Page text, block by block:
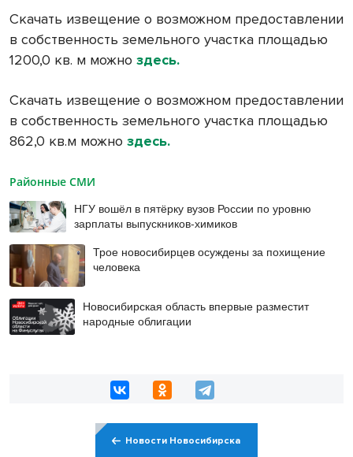
Скачать извещение о возможном предоставлении
в собственность земельного участка площадью
1200,0 кв. м можно здесь.
Скачать извещение о возможном предоставлении
в собственность земельного участка площадью
862,0 кв.м можно здесь.
Районные СМИ
НГУ вошёл в пятёрку вузов России по уровню
зарплаты выпускников-химиков
Трое новосибирцев осуждены за похищение
человека
Новосибирская область впервые разместит
народные облигации
Новости Новосибирска